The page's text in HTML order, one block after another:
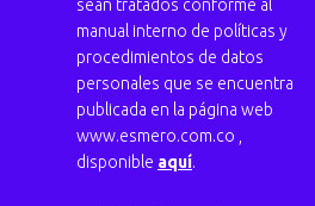
sean tratados conforme al
manual interno de políticas y
procedimientos de datos
personales que se encuentra
publicada en la página web
www.esmero.com.co ,
disponible aquí.